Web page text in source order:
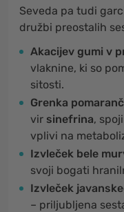
Seveda pa tudi
družbi preostalih
Akacijev gumi v
vlaknine, ki so
sitosti.
Grenka
vir sinefrina,
vplivi na
Izvleček bele
svoji bogati
Izvleček
– priljubljena